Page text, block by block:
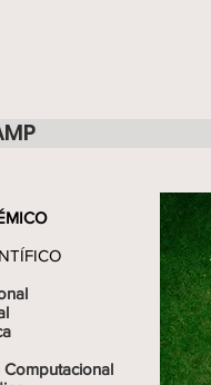
Computacional